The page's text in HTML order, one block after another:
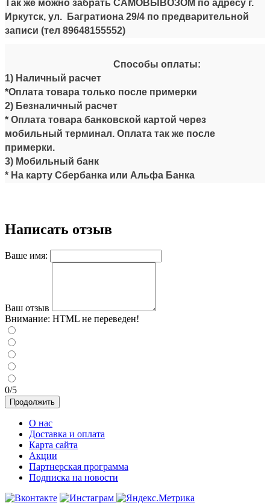
Так же можно забрать САМОВЫВОЗОМ по адресу г.
Иркутск, ул. Багратиона 29/4 по предварительной
записи (тел 89648155552)
Способы оплаты:
1) Наличный расчет
*Оплата товара только после примерки
2) Безналичный расчет
* Оплата товара банковской картой через
мобильный терминал. Оплата так же после
примерки.
3) Мобильный банк
* На карту Сбербанка или Альфа Банка
Написать отзыв
Ваше имя:
Ваш отзыв
Внимание: HTML не переведен!
0/5
Продолжить
О нас
Доставка и оплата
Карта сайта
Акции
Партнерская программа
Подписка на новости